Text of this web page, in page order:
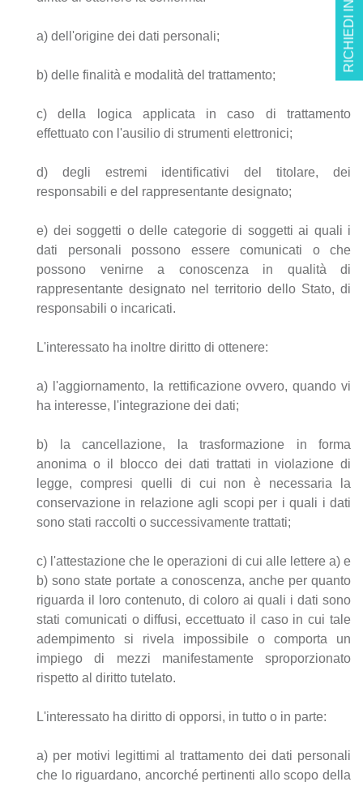
RICHIEDI INFO
a) dell'origine dei dati personali;
b) delle finalità e modalità del trattamento;
c) della logica applicata in caso di trattamento
effettuato con l'ausilio di strumenti elettronici;
d) degli estremi identificativi del titolare, dei
responsabili e del rappresentante designato;
e) dei soggetti o delle categorie di soggetti ai quali i
dati personali possono essere comunicati o che
possono venirne a conoscenza in qualità di
rappresentante designato nel territorio dello Stato, di
responsabili o incaricati.
L'interessato ha inoltre diritto di ottenere:
a) l'aggiornamento, la rettificazione ovvero, quando vi
ha interesse, l'integrazione dei dati;
b) la cancellazione, la trasformazione in forma
anonima o il blocco dei dati trattati in violazione di
legge, compresi quelli di cui non è necessaria la
conservazione in relazione agli scopi per i quali i dati
sono stati raccolti o successivamente trattati;
c) l'attestazione che le operazioni di cui alle lettere a) e
b) sono state portate a conoscenza, anche per quanto
riguarda il loro contenuto, di coloro ai quali i dati sono
stati comunicati o diffusi, eccettuato il caso in cui tale
adempimento si rivela impossibile o comporta un
impiego di mezzi manifestamente sproporzionato
rispetto al diritto tutelato.
L'interessato ha diritto di opporsi, in tutto o in parte:
a) per motivi legittimi al trattamento dei dati personali
che lo riguardano, ancorché pertinenti allo scopo della